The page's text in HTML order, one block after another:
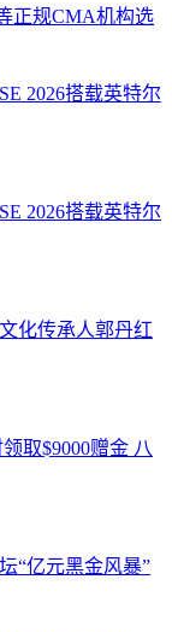
正规CMA机构选
2026搭载英特尔
2026搭载英特尔
化传承人郭丹红
取$9000赠金 八
“亿元黑金风暴”